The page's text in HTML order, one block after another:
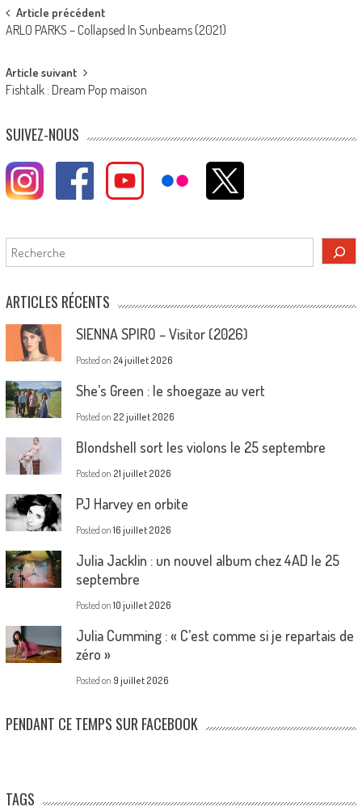
Post
navigation
Article précédent
ARLO PARKS – Collapsed In Sunbeams (2021)
Article suivant
Fishtalk : Dream Pop maison
SUIVEZ-NOUS
Rechercher
ARTICLES RÉCENTS
SIENNA SPIRO – Visitor (2026)
Posted on 24 juillet 2026
She’s Green : le shoegaze au vert
Posted on 22 juillet 2026
Blondshell sort les violons le 25 septembre
Posted on 21 juillet 2026
PJ Harvey en orbite
Posted on 16 juillet 2026
Julia Jacklin : un nouvel album chez 4AD le 25
septembre
Posted on 10 juillet 2026
Julia Cumming : « C’est comme si je repartais de
zéro »
Posted on 9 juillet 2026
PENDANT CE TEMPS SUR FACEBOOK
TAGS